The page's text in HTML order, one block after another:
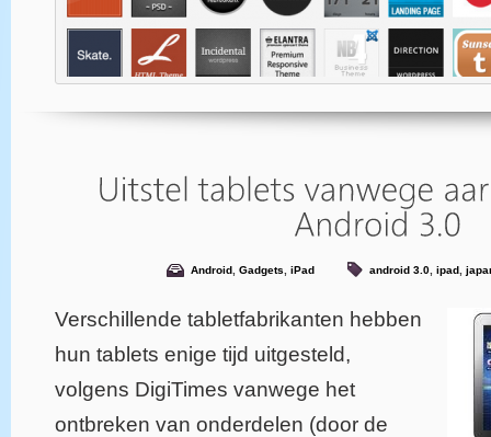
Android, Gadgets iPad android 3.0, ipad,
Verschillende tabletfabrikanten hebben
hun tablets enige tijd uitgesteld,
volgens DigiTimes vanwege het
ontbreken van onderdelen (door de